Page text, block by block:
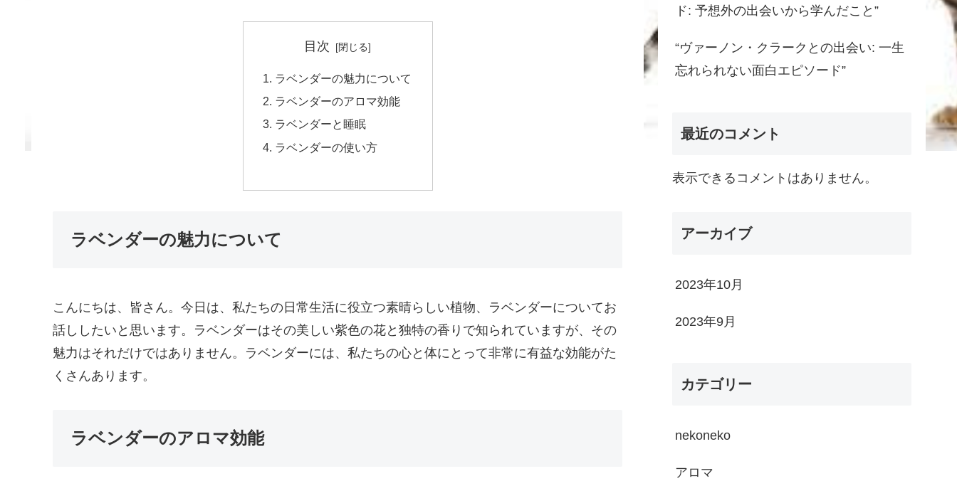
目次
ラベンダーの魅力について
ラベンダーのアロマ効能
ラベンダーと睡眠
ラベンダーの使い方
ラベンダーの魅力について
こんにちは、皆さん。今日は、私たちの日常生活に役立つ素晴らしい植物、ラベンダーについてお
話ししたいと思います。ラベンダーはその美しい紫色の花と独特の香りで知られていますが、その
魅力はそれだけではありません。ラベンダーには、私たちの心と体にとって非常に有益な効能がた
くさんあります。
ラベンダーのアロマ効能
ド: 予想外の出会いから学んだこと”
“ヴァーノン・クラークとの出会い: 一生
忘れられない面白エピソード”
最近のコメント
表示できるコメントはありません。
アーカイブ
2023年10月
2023年9月
カテゴリー
nekoneko
アロマ